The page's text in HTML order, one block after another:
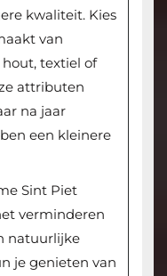
kwaliteit. Kies
van
textiel of
attributen
na jaar
een kleinere
Sint Piet
verminderen
natuurlijke
je genieten van